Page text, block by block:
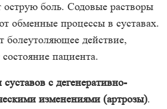
острую боль. Содовые растворы
обменные процессы в суставах.
болеутоляющее действие,
пациента.
с дегенеративно-
изменениями (артрозы).